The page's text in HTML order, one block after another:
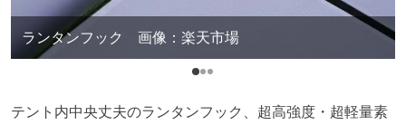
ランタンフック 画像：楽天市場
テント内中央丈夫のランタンフック、超高強度・超軽量素